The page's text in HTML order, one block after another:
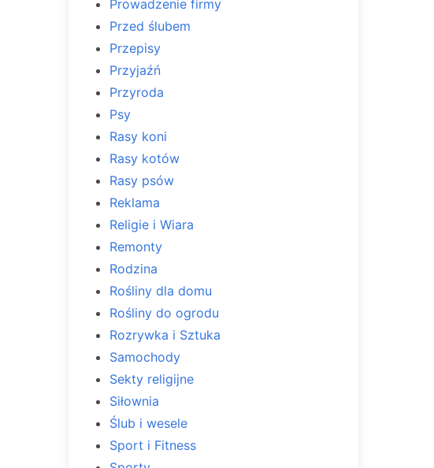
Prowadzenie firmy
Przed ślubem
Przepisy
Przyjaźń
Przyroda
Psy
Rasy koni
Rasy kotów
Rasy psów
Reklama
Religie i Wiara
Remonty
Rodzina
Rośliny dla domu
Rośliny do ogrodu
Rozrywka i Sztuka
Samochody
Sekty religijne
Siłownia
Ślub i wesele
Sport i Fitness